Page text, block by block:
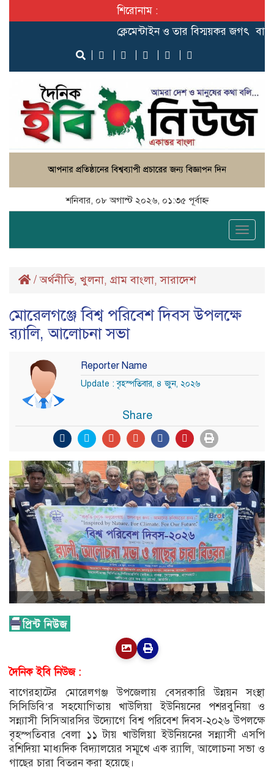
শিরোনাম :
ক্লেমেন্টাইন ও তার বিস্ময়কর জগৎ
শনিবার, ০৮ অগাস্ট ২০২৬, ০১:৩৫ পূর্বাহ্ন
Toggle
/অর্থনীতি, খুলনা, গ্রাম বাংলা,সারাদেশ
মোরেলগঞ্জে বিশ্ব পরিবেশ দিবস উপলক্ষে
র‌্যালি, আলোচনা সভা
Reporter Name
Update : বৃহস্পতিবার, ৪ জুন, ২০২৬
Share
দৈনিক ইবি নিউজ :
বাগেরহাটের মোরেলগঞ্জ উপজেলায় বেসরকারি উন্নয়ন সংস্থা
সিসিডিবি’র সহযোগিতায় খাউলিয়া ইউনিয়নের পশরবুনিয়া ও
সন্ন্যাসী সিসিআরসির উদ্যোগে বিশ্ব পরিবেশ দিবস-২০২৬ উপলক্ষে
বৃহস্পতিবার বেলা ১১ টায় খাউলিয়া ইউনিয়নের সন্ন্যাসী এসপি
রশিদিয়া মাধ্যদিক বিদ্যালয়ের সম্মূখে এক র‌্যালি, আলোচনা সভা ও
গাছের চারা বিতরন করা হয়েছে।